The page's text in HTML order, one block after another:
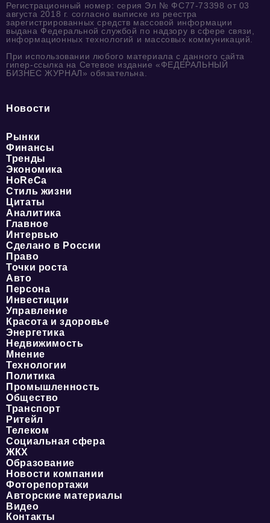
Регистрационный номер: серия Эл № ФС77-73398 от 03
августа 2018 г. согласно выписке из реестра
зарегистрированных средств массовой информации
выдана Федеральной службой по надзору в сфере связи,
информационных технологий и массовых коммуникаций.
При использовании любого материала с данного сайта
гипер-ссылка на Сетевое издание «ФЕДЕРАЛЬНЫЙ
БИЗНЕС ЖУРНАЛ» обязательна.
Новости
Рынки
Финансы
Тренды
Экономика
HoReCa
Стиль жизни
Цитаты
Аналитика
Главное
Интервью
Сделано в России
Право
Точки роста
Авто
Персона
Инвестиции
Управление
Красота и здоровье
Энергетика
Недвижимость
Мнение
Технологии
Политика
Промышленность
Общество
Транспорт
Ритейл
Телеком
Социальная сфера
ЖКХ
Образование
Новости компании
Фоторепортажи
Авторские материалы
Видео
Контакты